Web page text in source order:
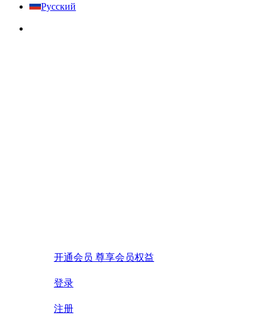
Русский
开通会员 尊享会员权益
登录
注册